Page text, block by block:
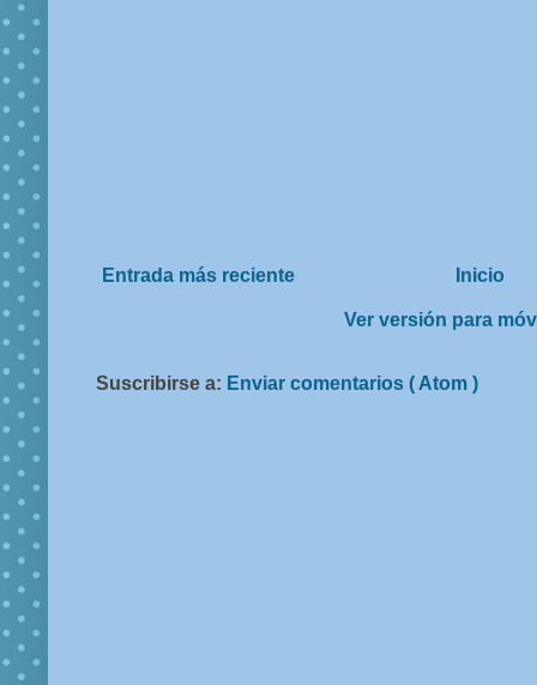
Entrada más reciente Inicio
Ver versión para
Suscribirse a: Enviar comentarios ( Atom )